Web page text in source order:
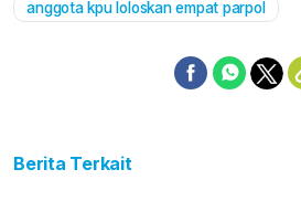
anggota kpu loloskan empat parpol
Berita Terkait